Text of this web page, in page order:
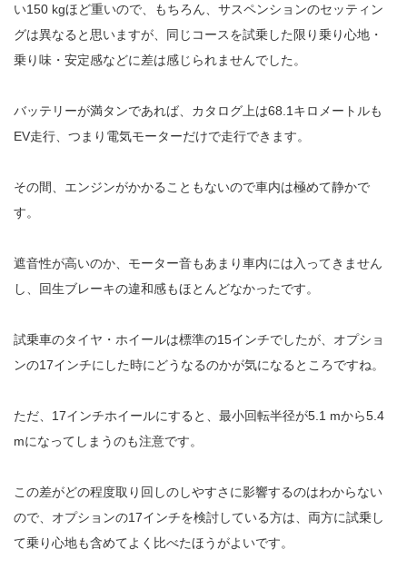
い150 kgほど重いので、もちろん、サスペンションのセッティン
グは異なると思いますが、同じコースを試乗した限り乗り心地・
乗り味・安定感などに差は感じられませんでした。
バッテリーが満タンであれば、カタログ上は68.1キロメートルも
EV走行、つまり電気モーターだけで走行できます。
その間、エンジンがかかることもないので車内は極めて静かで
す。
遮音性が高いのか、モーター音もあまり車内には入ってきません
し、回生ブレーキの違和感もほとんどなかったです。
試乗車のタイヤ・ホイールは標準の15インチでしたが、オプショ
ンの17インチにした時にどうなるのかが気になるところですね。
ただ、17インチホイールにすると、最小回転半径が5.1 mから5.4
mになってしまうのも注意です。
この差がどの程度取り回しのしやすさに影響するのはわからない
ので、オプションの17インチを検討している方は、両方に試乗し
て乗り心地も含めてよく比べたほうがよいです。